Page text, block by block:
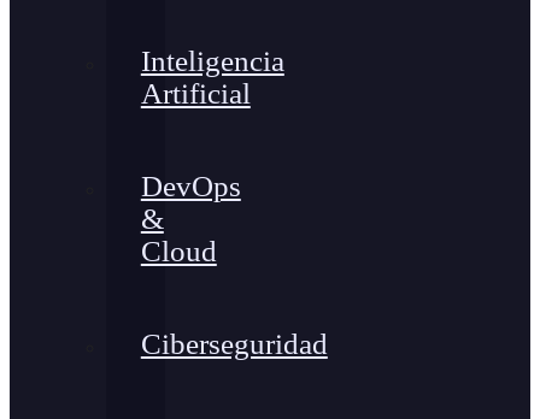
Inteligencia
Artificial
DevOps
&
Cloud
Ciberseguridad